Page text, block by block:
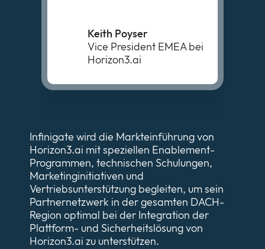
Keith Poyser
Vice President EMEA bei
Horizon3.ai
Infinigate wird die Markteinführung von
Horizon3.ai mit speziellen Enablement-
Programmen, technischen Schulungen,
Marketinginitiativen und
Vertriebsunterstützung begleiten, um sein
Partnernetzwerk in der gesamten DACH-
Region optimal bei der Integration der
Plattform- und Sicherheitslösung von
Horizon3.ai zu unterstützen.